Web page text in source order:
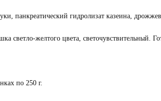
панкреатический гидролизат казеина,
светло-желтого цвета, светочувствительный.
по 250 г.